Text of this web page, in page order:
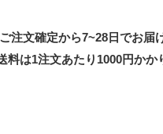
ご注文確定から7~28日でお届
料は1注文あたり 1000円かか